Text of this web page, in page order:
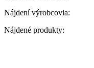
Nájdení výrobcovia:
Nájdené produkty: